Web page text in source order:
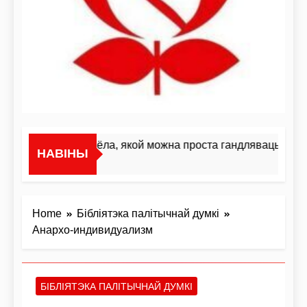
НАВІНЫ
«Я не жывёла, якой можна проста гандляваць»У
Home
Бібліятэка палітычнай думкі
Анархо-индивидуализм
БІБЛІЯТЭКА ПАЛІТЫЧНАЙ ДУМКІ